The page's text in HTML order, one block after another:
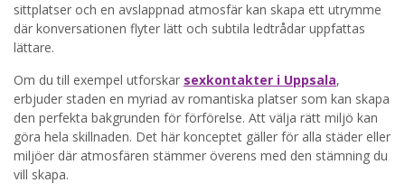
sittplatser och en avslappnad atmosfär kan skapa ett utrymme
där konversationen flyter lätt och subtila ledtrådar uppfattas
lättare.
Om du till exempel utforskar sexkontakter i Uppsala,
erbjuder staden en myriad av romantiska platser som kan skapa
den perfekta bakgrunden för förförelse. Att välja rätt miljö kan
göra hela skillnaden. Det här konceptet gäller för alla städer eller
miljöer där atmosfären stämmer överens med den stämning du
vill skapa.